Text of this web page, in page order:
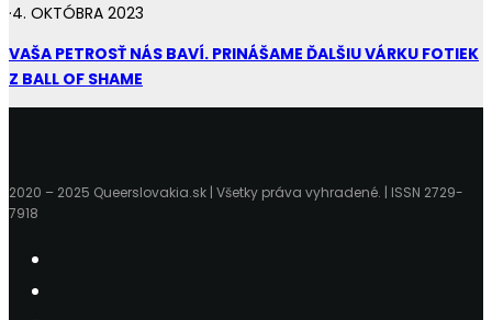
·4. OKTÓBRA 2023
VAŠA PETROSŤ NÁS BAVÍ. PRINÁŠAME ĎALŠIU VÁRKU FOTIEK
Z BALL OF SHAME
2020 – 2025 Queerslovakia.sk | Všetky práva vyhradené. | ISSN 2729-
7918